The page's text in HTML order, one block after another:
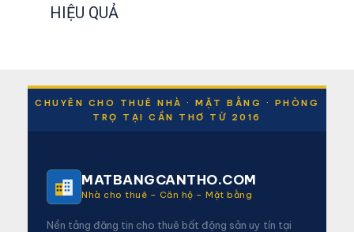
HIỆU QUẢ
CHUYÊN CHO THUÊ NHÀ · MẶT BẰNG · PHÒNG
TRỌ TẠI CẦN THƠ TỪ 2016
MATBANGCANTHO.COM
Nhà cho thuê – Căn hộ – Mặt bằng
Nền tảng đăng tin cho thuê bất động sản uy tín tại